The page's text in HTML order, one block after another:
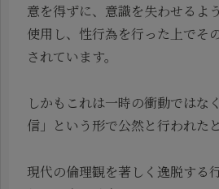
意を得ずに、意識を失わせるよ
使用し、性行為を行った上でそ
されています。
しかもこれは一時の衝動ではな
信」という形で公然と行われた
現代の倫理観を著しく逸脱する